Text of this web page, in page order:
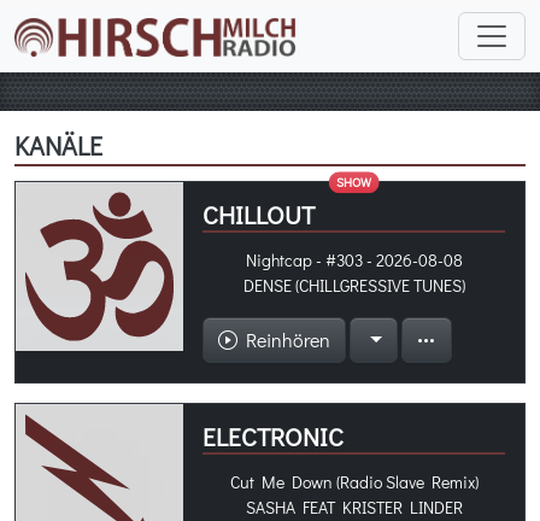
KANÄLE
SHOW
CHILLOUT
Nightcap - #303 - 2026-08-08
DENSE (CHILLGRESSIVE TUNES)
Reinhören
ELECTRONIC
Cut Me Down (Radio Slave Remix)
SASHA FEAT KRISTER LINDER